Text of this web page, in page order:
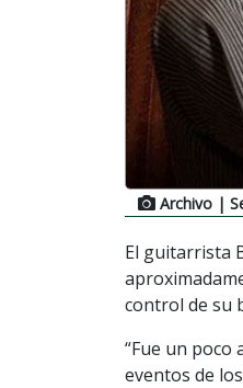
Archivo |
El guitarrista
control de su
“Fue un
eventos de